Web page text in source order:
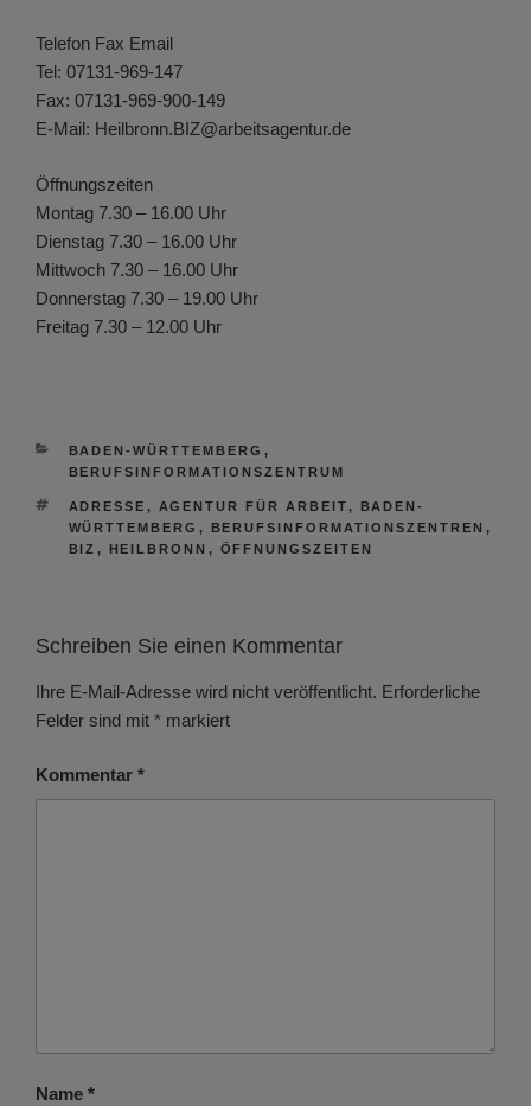
Telefon Fax Email
Tel: 07131-969-147
Fax: 07131-969-900-149
E-Mail: Heilbronn.BIZ@arbeitsagentur.de
Öffnungszeiten
Montag 7.30 – 16.00 Uhr
Dienstag 7.30 – 16.00 Uhr
Mittwoch 7.30 – 16.00 Uhr
Donnerstag 7.30 – 19.00 Uhr
Freitag 7.30 – 12.00 Uhr
KATEGORIEN
BADEN-WÜRTTEMBERG ,
BERUFSINFORMATIONSZENTRUM
SCHLAGWÖRTER
ADRESSE , AGENTUR FÜR ARBEIT ,
BADEN-
WÜRTTEMBERG , BERUFSINFORMATIONSZENTREN ,
BIZ , HEILBRONN , ÖFFNUNGSZEITEN
Schreiben Sie einen Kommentar
Ihre E-Mail-Adresse wird nicht veröffentlicht. Erforderliche
Felder sind mit * markiert
Kommentar *
Name *